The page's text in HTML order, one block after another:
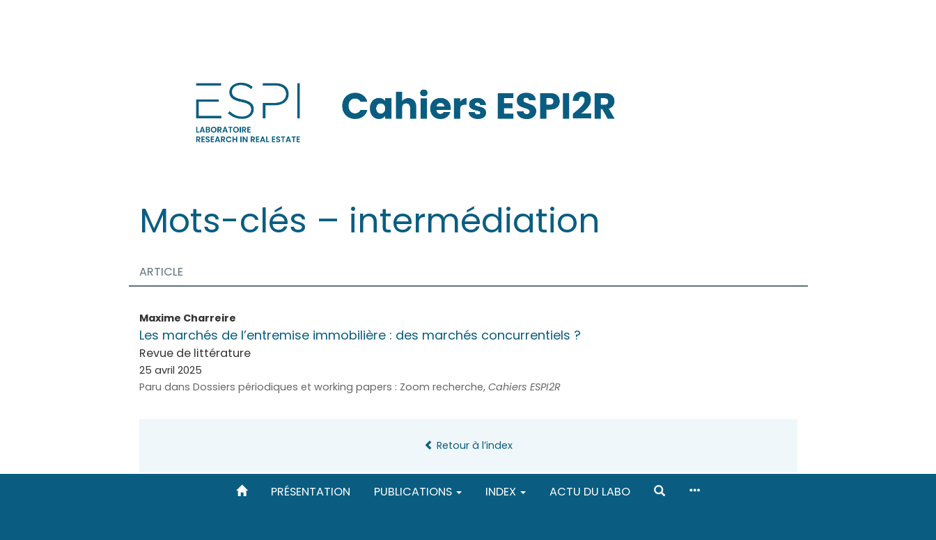
PRÉSENTATION PUBLICATIONS INDEX ACTU DU LABO
Mots-clés – intermédiation
ARTICLE
Maxime Charreire
Les marchés de l’entremise immobilière : des marchés concurrentiels ?
Revue de littérature
25 avril 2025
Paru dans Dossiers périodiques et working papers : Zoom recherche, Cahiers ESPI2R
Retour à l’index